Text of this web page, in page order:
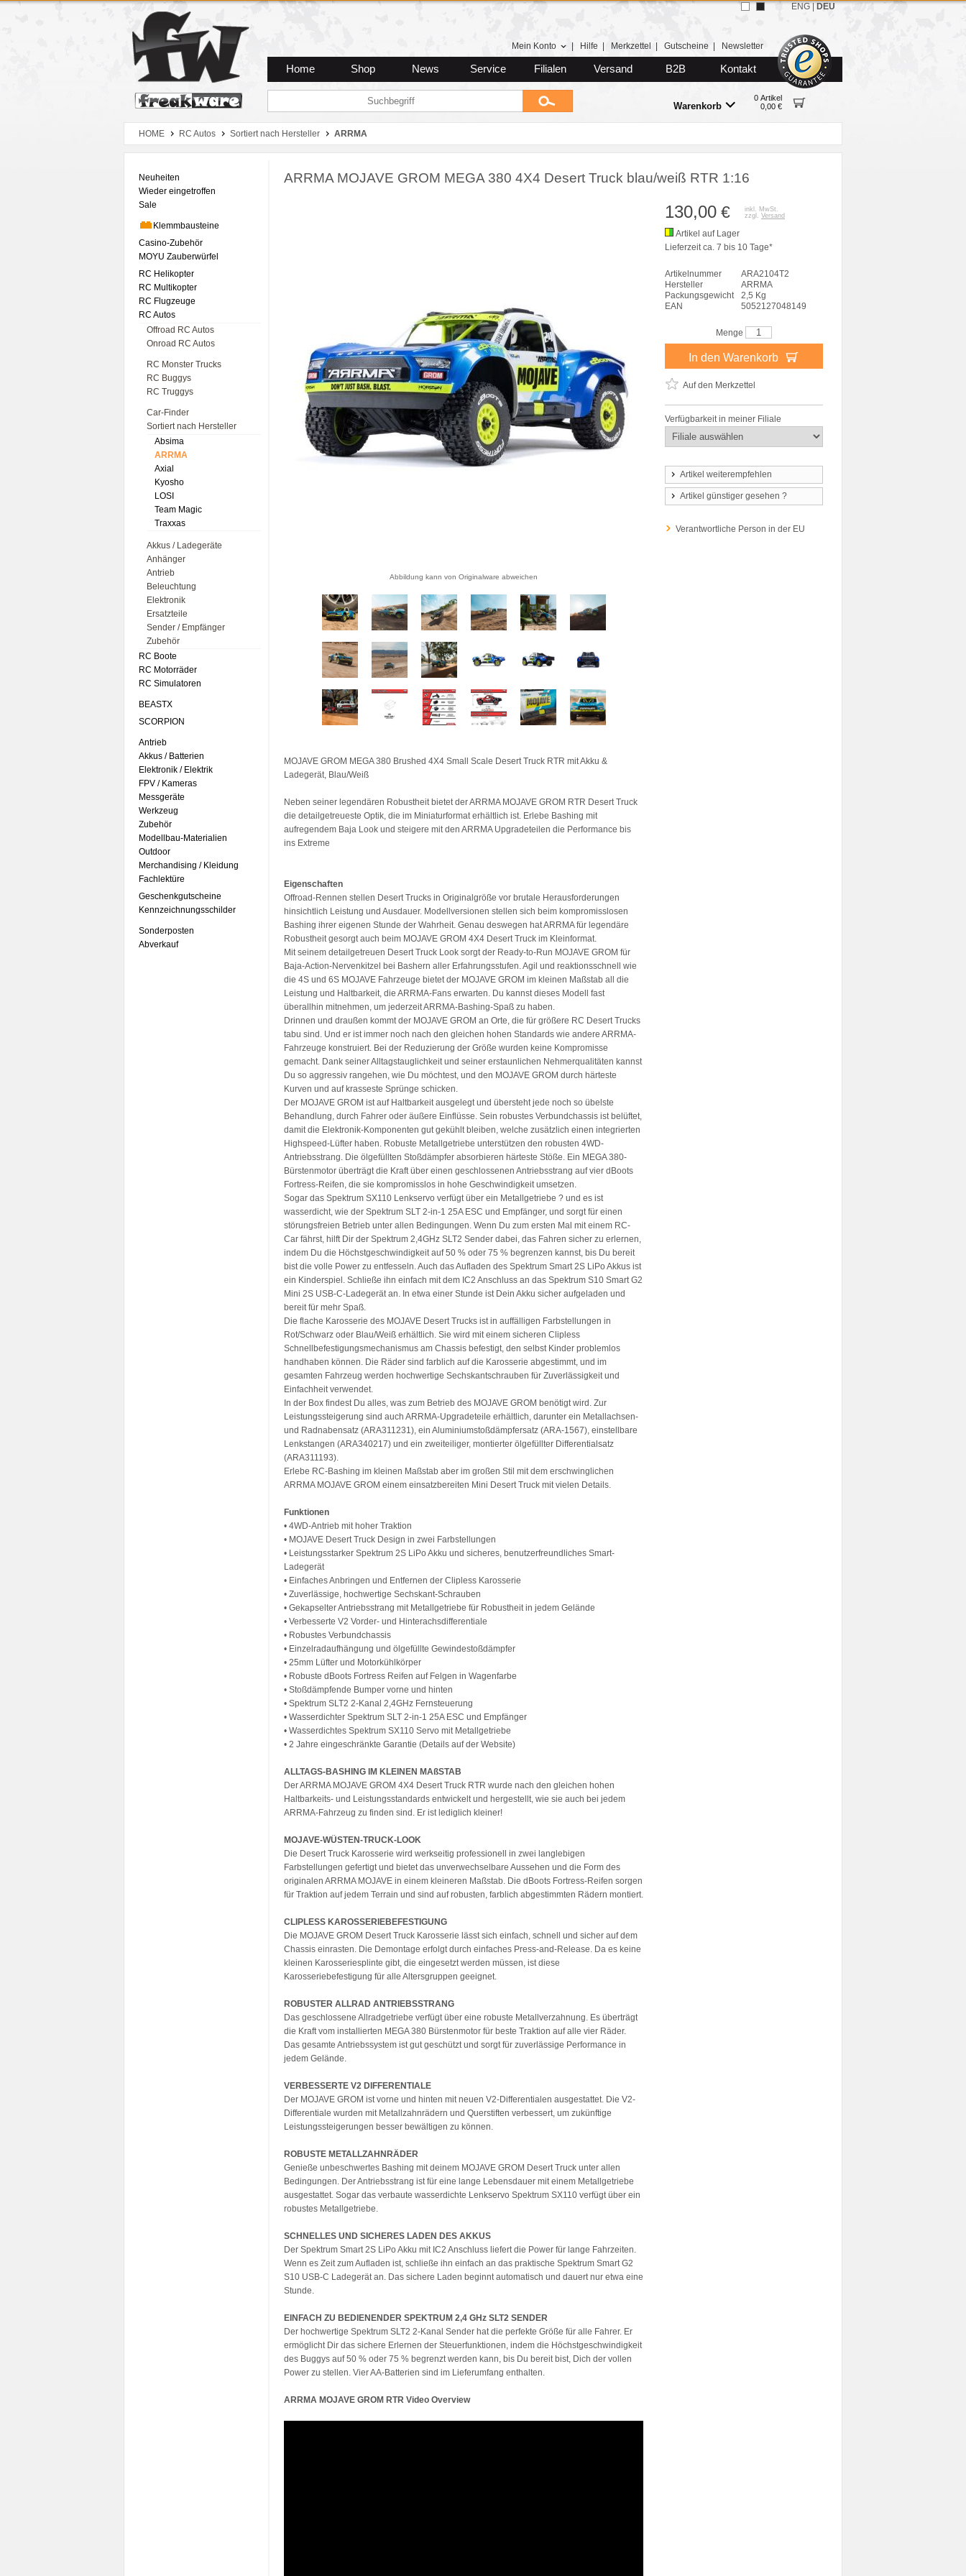
Zum Hauptmenue
Zum Seiteninhalt
Zum Warenkob
Mein Konto Hilfe Merkzettel Gutscheine Newsletter
Home Shop News Service Filialen Versand B2B Kontakt
Warenkorb
0 Artikel
0,00 €
ENG DEU
HOME RC Autos Sortiert nach Hersteller ARRMA
Neuheiten
Wieder eingetroffen
Sale
Klemmbausteine
Casino-Zubehör
MOYU Zauberwürfel
RC Helikopter
RC Multikopter
RC Flugzeuge
RC Autos
Offroad RC Autos
Onroad RC Autos
RC Monster Trucks
RC Buggys
RC Truggys
Car-Finder
Sortiert nach Hersteller
Absima
ARRMA
Axial
Kyosho
LOSI
Team Magic
Traxxas
Akkus / Ladegeräte
Anhänger
Antrieb
Beleuchtung
Elektronik
Ersatzteile
Sender / Empfänger
Zubehör
RC Boote
RC Motorräder
RC Simulatoren
BEASTX
SCORPION
Antrieb
Akkus / Batterien
Elektronik / Elektrik
FPV / Kameras
Messgeräte
Werkzeug
Zubehör
Modellbau-Materialien
Outdoor
Merchandising / Kleidung
Fachlektüre
Geschenkgutscheine
Kennzeichnungsschilder
Sonderposten
Abverkauf
ARRMA MOJAVE GROM MEGA 380 4X4 Desert Truck blau/weiß RTR 1:16
Abbildung kann von Originalware abweichen
MOJAVE GROM MEGA 380 Brushed 4X4 Small Scale Desert Truck RTR mit Akku &
Ladegerät, Blau/Weiß
Neben seiner legendären Robustheit bietet der ARRMA MOJAVE GROM RTR Desert Truck
die detailgetreueste Optik, die im Miniaturformat erhältlich ist. Erlebe Bashing mit
aufregendem Baja Look und steigere mit den ARRMA Upgradeteilen die Performance bis
ins Extreme
Eigenschaften
Offroad-Rennen stellen Desert Trucks in Originalgröße vor brutale Herausforderungen
hinsichtlich Leistung und Ausdauer. Modellversionen stellen sich beim kompromisslosen
Bashing ihrer eigenen Stunde der Wahrheit. Genau deswegen hat ARRMA für legendäre
Robustheit gesorgt auch beim MOJAVE GROM 4X4 Desert Truck im Kleinformat.
Mit seinem detailgetreuen Desert Truck Look sorgt der Ready-to-Run MOJAVE GROM für
Baja-Action-Nervenkitzel bei Bashern aller Erfahrungsstufen. Agil und reaktionsschnell wie
die 4S und 6S MOJAVE Fahrzeuge bietet der MOJAVE GROM im kleinen Maßstab all die
Leistung und Haltbarkeit, die ARRMA-Fans erwarten. Du kannst dieses Modell fast
überallhin mitnehmen, um jederzeit ARRMA-Bashing-Spaß zu haben.
Drinnen und draußen kommt der MOJAVE GROM an Orte, die für größere RC Desert Trucks
tabu sind. Und er ist immer noch nach den gleichen hohen Standards wie andere ARRMA-
Fahrzeuge konstruiert. Bei der Reduzierung der Größe wurden keine Kompromisse
gemacht. Dank seiner Alltagstauglichkeit und seiner erstaunlichen Nehmerqualitäten kannst
Du so aggressiv rangehen, wie Du möchtest, und den MOJAVE GROM durch härteste
Kurven und auf krasseste Sprünge schicken.
Der MOJAVE GROM ist auf Haltbarkeit ausgelegt und übersteht jede noch so übelste
Behandlung, durch Fahrer oder äußere Einflüsse. Sein robustes Verbundchassis ist belüftet,
damit die Elektronik-Komponenten gut gekühlt bleiben, welche zusätzlich einen integrierten
Highspeed-Lüfter haben. Robuste Metallgetriebe unterstützen den robusten 4WD-
Antriebsstrang. Die ölgefüllten Stoßdämpfer absorbieren härteste Stöße. Ein MEGA 380-
Bürstenmotor überträgt die Kraft über einen geschlossenen Antriebsstrang auf vier dBoots
Fortress-Reifen, die sie kompromisslos in hohe Geschwindigkeit umsetzen.
Sogar das Spektrum SX110 Lenkservo verfügt über ein Metallgetriebe ? und es ist
wasserdicht, wie der Spektrum SLT 2-in-1 25A ESC und Empfänger, und sorgt für einen
störungsfreien Betrieb unter allen Bedingungen. Wenn Du zum ersten Mal mit einem RC-
Car fährst, hilft Dir der Spektrum 2,4GHz SLT2 Sender dabei, das Fahren sicher zu erlernen,
indem Du die Höchstgeschwindigkeit auf 50 % oder 75 % begrenzen kannst, bis Du bereit
bist die volle Power zu entfesseln. Auch das Aufladen des Spektrum Smart 2S LiPo Akkus ist
ein Kinderspiel. Schließe ihn einfach mit dem IC2 Anschluss an das Spektrum S10 Smart G2
Mini 2S USB-C-Ladegerät an. In etwa einer Stunde ist Dein Akku sicher aufgeladen und
bereit für mehr Spaß.
Die flache Karosserie des MOJAVE Desert Trucks ist in auffälligen Farbstellungen in
Rot/Schwarz oder Blau/Weiß erhältlich. Sie wird mit einem sicheren Clipless
Schnellbefestigungsmechanismus am Chassis befestigt, den selbst Kinder problemlos
handhaben können. Die Räder sind farblich auf die Karosserie abgestimmt, und im
gesamten Fahrzeug werden hochwertige Sechskantschrauben für Zuverlässigkeit und
Einfachheit verwendet.
In der Box findest Du alles, was zum Betrieb des MOJAVE GROM benötigt wird. Zur
Leistungssteigerung sind auch ARRMA-Upgradeteile erhältlich, darunter ein Metallachsen-
und Radnabensatz (ARA311231), ein Aluminiumstoßdämpfersatz (ARA-1567), einstellbare
Lenkstangen (ARA340217) und ein zweiteiliger, montierter ölgefüllter Differentialsatz
(ARA311193).
Erlebe RC-Bashing im kleinen Maßstab aber im großen Stil mit dem erschwinglichen
ARRMA MOJAVE GROM einem einsatzbereiten Mini Desert Truck mit vielen Details.
Funktionen
• 4WD-Antrieb mit hoher Traktion
• MOJAVE Desert Truck Design in zwei Farbstellungen
• Leistungsstarker Spektrum 2S LiPo Akku und sicheres, benutzerfreundliches Smart-
Ladegerät
• Einfaches Anbringen und Entfernen der Clipless Karosserie
• Zuverlässige, hochwertige Sechskant-Schrauben
• Gekapselter Antriebsstrang mit Metallgetriebe für Robustheit in jedem Gelände
• Verbesserte V2 Vorder- und Hinterachsdifferentiale
• Robustes Verbundchassis
• Einzelradaufhängung und ölgefüllte Gewindestoßdämpfer
• 25mm Lüfter und Motorkühlkörper
• Robuste dBoots Fortress Reifen auf Felgen in Wagenfarbe
• Stoßdämpfende Bumper vorne und hinten
• Spektrum SLT2 2-Kanal 2,4GHz Fernsteuerung
• Wasserdichter Spektrum SLT 2-in-1 25A ESC und Empfänger
• Wasserdichtes Spektrum SX110 Servo mit Metallgetriebe
• 2 Jahre eingeschränkte Garantie (Details auf der Website)
ALLTAGS-BASHING IM KLEINEN MAßSTAB
Der ARRMA MOJAVE GROM 4X4 Desert Truck RTR wurde nach den gleichen hohen
Haltbarkeits- und Leistungsstandards entwickelt und hergestellt, wie sie auch bei jedem
ARRMA-Fahrzeug zu finden sind. Er ist lediglich kleiner!
MOJAVE-WÜSTEN-TRUCK-LOOK
Die Desert Truck Karosserie wird werkseitig professionell in zwei langlebigen
Farbstellungen gefertigt und bietet das unverwechselbare Aussehen und die Form des
originalen ARRMA MOJAVE in einem kleineren Maßstab. Die dBoots Fortress-Reifen sorgen
für Traktion auf jedem Terrain und sind auf robusten, farblich abgestimmten Rädern montiert.
CLIPLESS KAROSSERIEBEFESTIGUNG
Die MOJAVE GROM Desert Truck Karosserie lässt sich einfach, schnell und sicher auf dem
Chassis einrasten. Die Demontage erfolgt durch einfaches Press-and-Release. Da es keine
kleinen Karosseriesplinte gibt, die eingesetzt werden müssen, ist diese
Karosseriebefestigung für alle Altersgruppen geeignet.
ROBUSTER ALLRAD ANTRIEBSSTRANG
Das geschlossene Allradgetriebe verfügt über eine robuste Metallverzahnung. Es überträgt
die Kraft vom installierten MEGA 380 Bürstenmotor für beste Traktion auf alle vier Räder.
Das gesamte Antriebssystem ist gut geschützt und sorgt für zuverlässige Performance in
jedem Gelände.
VERBESSERTE V2 DIFFERENTIALE
Der MOJAVE GROM ist vorne und hinten mit neuen V2-Differentialen ausgestattet. Die V2-
Differentiale wurden mit Metallzahnrädern und Querstiften verbessert, um zukünftige
Leistungssteigerungen besser bewältigen zu können.
ROBUSTE METALLZAHNRÄDER
Genieße unbeschwertes Bashing mit deinem MOJAVE GROM Desert Truck unter allen
Bedingungen. Der Antriebsstrang ist für eine lange Lebensdauer mit einem Metallgetriebe
ausgestattet. Sogar das verbaute wasserdichte Lenkservo Spektrum SX110 verfügt über ein
robustes Metallgetriebe.
SCHNELLES UND SICHERES LADEN DES AKKUS
Der Spektrum Smart 2S LiPo Akku mit IC2 Anschluss liefert die Power für lange Fahrzeiten.
Wenn es Zeit zum Aufladen ist, schließe ihn einfach an das praktische Spektrum Smart G2
S10 USB-C Ladegerät an. Das sichere Laden beginnt automatisch und dauert nur etwa eine
Stunde.
EINFACH ZU BEDIENENDER SPEKTRUM 2,4 GHz SLT2 SENDER
Der hochwertige Spektrum SLT2 2-Kanal Sender hat die perfekte Größe für alle Fahrer. Er
ermöglicht Dir das sichere Erlernen der Steuerfunktionen, indem die Höchstgeschwindigkeit
des Buggys auf 50 % oder 75 % begrenzt werden kann, bis Du bereit bist, Dich der vollen
Power zu stellen. Vier AA-Batterien sind im Lieferumfang enthalten.
ARRMA MOJAVE GROM RTR Video Overview
130,00 €
inkl. MwSt.
zzgl. Versand
Artikel auf Lager
Lieferzeit ca. 7 bis 10 Tage*
Artikelnummer
ARA2104T2
Hersteller
ARRMA
Packungsgewicht
2,5 Kg
EAN
5052127048149
Menge
In den Warenkorb
Auf den Merkzettel
Verfügbarkeit in meiner Filiale
Artikel weiterempfehlen
Artikel günstiger gesehen ?
Verantwortliche Person in der EU